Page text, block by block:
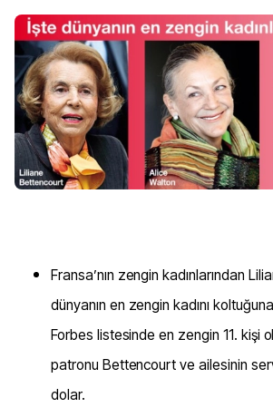
Fransa’nın zengin kadınlarından
dünyanın en zengin kadını
Forbes listesinde en zengin 11. kişi
patronu Bettencourt ve ailesinin
dolar.